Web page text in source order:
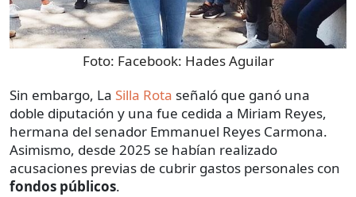
Foto: Facebook: Hades Aguilar
Sin embargo, La Silla Rota señaló que ganó una
doble diputación y una fue cedida a Miriam Reyes,
hermana del senador Emmanuel Reyes Carmona.
Asimismo, desde 2025 se habían realizado
acusaciones previas de cubrir gastos personales con
fondos públicos.